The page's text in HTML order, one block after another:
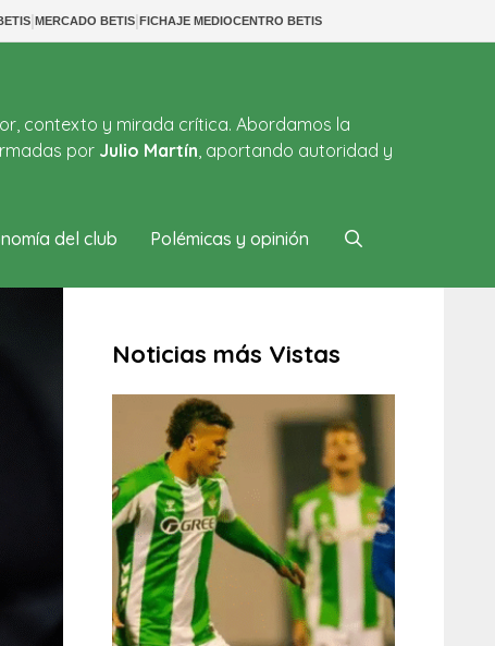
|MERCADO BETIS|FICHAJE MEDIOCENTRO BETIS
contexto y mirada crítica. Abordamos la
por Julio Martín, aportando autoridad y
del club Polémicas y opinión
Noticias más Vistas